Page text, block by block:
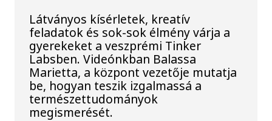
Látványos kísérletek, kreatív
feladatok és sok-sok élmény várja a
gyerekeket a veszprémi Tinker
Labsben. Videónkban Balassa
Marietta, a központ vezetője mutatja
be, hogyan teszik izgalmassá a
természettudományok
megismerését.